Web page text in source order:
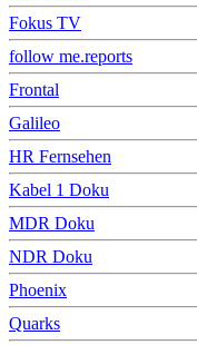
Fokus TV
follow me.reports
Frontal
Galileo
HR Fernsehen
Kabel 1 Doku
MDR Doku
NDR Doku
Phoenix
Quarks